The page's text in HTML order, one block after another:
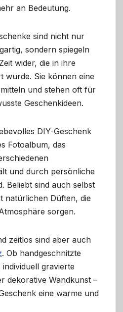
an Bedeutung.
sind nicht nur
sondern spiegeln
wider, die in ihre
wurde. Sie können eine
und stehen oft für
Geschenkideen.
DIY-Geschenk
Fotoalbum, das
und durch persönliche
Beliebt sind auch selbst
natürlichen Düften, die
sorgen.
zeitlos sind aber auch
. Ob handgeschnitzte
gravierte
dekorative Wandkunst –
eine warme und